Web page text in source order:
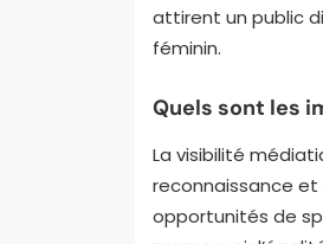
attirent un public
féminin.
Quels sont les
La visibilité
reconnaissance
opportunités de